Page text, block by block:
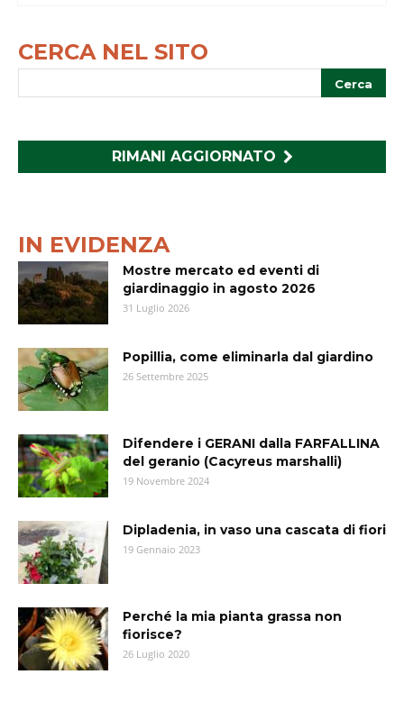
CERCA NEL SITO
RIMANI AGGIORNATO
IN EVIDENZA
Mostre mercato ed eventi di
giardinaggio in agosto 2026
31 Luglio 2026
Popillia, come eliminarla dal giardino
26 Settembre 2025
Difendere i GERANI dalla FARFALLINA
del geranio (Cacyreus marshalli)
19 Novembre 2024
Dipladenia, in vaso una cascata di fiori
19 Gennaio 2023
Perché la mia pianta grassa non
fiorisce?
26 Luglio 2020